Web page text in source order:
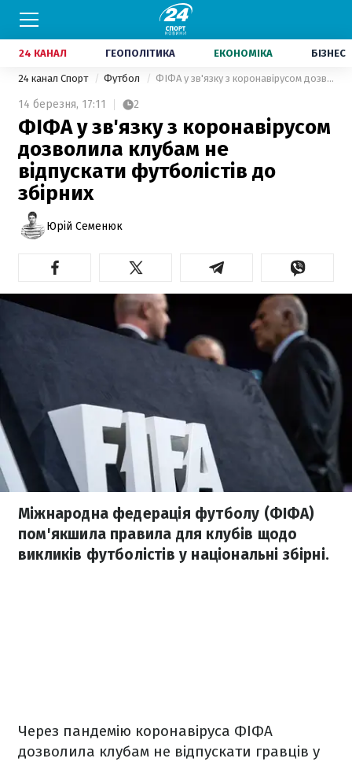
24 КАНАЛ ГЕОПОЛІТИКА ЕКОНОМІКА БІЗНЕС
24 канал Спорт Футбол ФІФА у зв'язку з коронавірусом дозволила клубам не відпускати футболістів до збірних
14 березня, 17:11 2
ФІФА у зв'язку з коронавірусом
дозволила клубам не
відпускати футболістів до
збірних
Юрій Семенюк
Міжнародна федерація футболу (ФІФА)
пом'якшила правила для клубів щодо
викликів футболістів у національні збірні.
Через пандемію коронавіруса ФІФА
дозволила клубам не відпускати гравців у